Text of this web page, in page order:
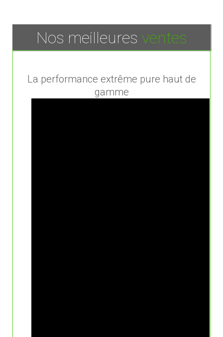
Nos meilleures ventes
La performance extrême pure haut de
gamme